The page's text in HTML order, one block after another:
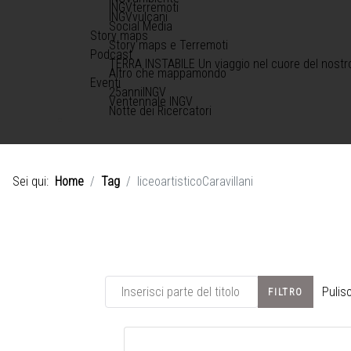
INGVterremoti
INGVvulcani
Social Media
Story maps
Story maps e Terremoti
Podcast
TERRA INSTABILE Un viaggio nel cuore del
Altro che mappamondo
Eventi
25anniINGV
Ventennale INGV
Notte dei Ricercatori
Sei qui: Home Tag liceoartisticoCaravillani
Inserisci parte del titolo FILTRO